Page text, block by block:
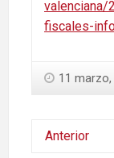
fiscales-
11
Anterior